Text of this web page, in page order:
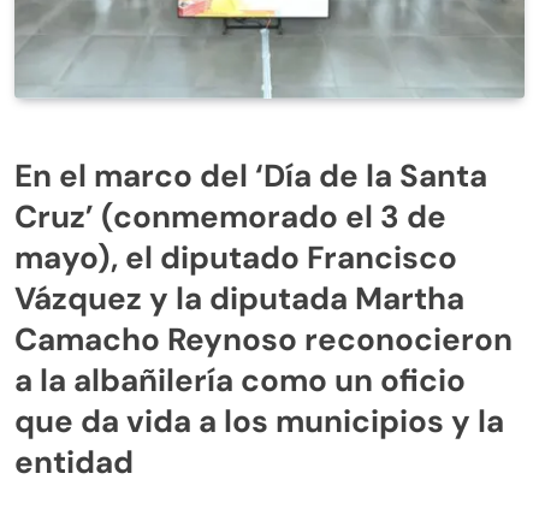
En el marco del ‘Día de la Santa
Cruz’ (conmemorado el 3 de
mayo), el diputado Francisco
Vázquez y la diputada Martha
Camacho Reynoso reconocieron
a la albañilería como un oficio
que da vida a los municipios y la
entidad